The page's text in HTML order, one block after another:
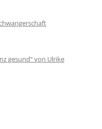
gesund“ von Ulrike